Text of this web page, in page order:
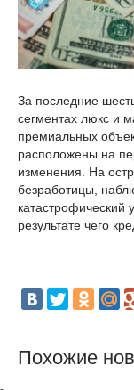
За последние
сегментах люкс и
премиальных
расположены на
изменения. На
безработицы,
катастрофический
результате чего
Похожие